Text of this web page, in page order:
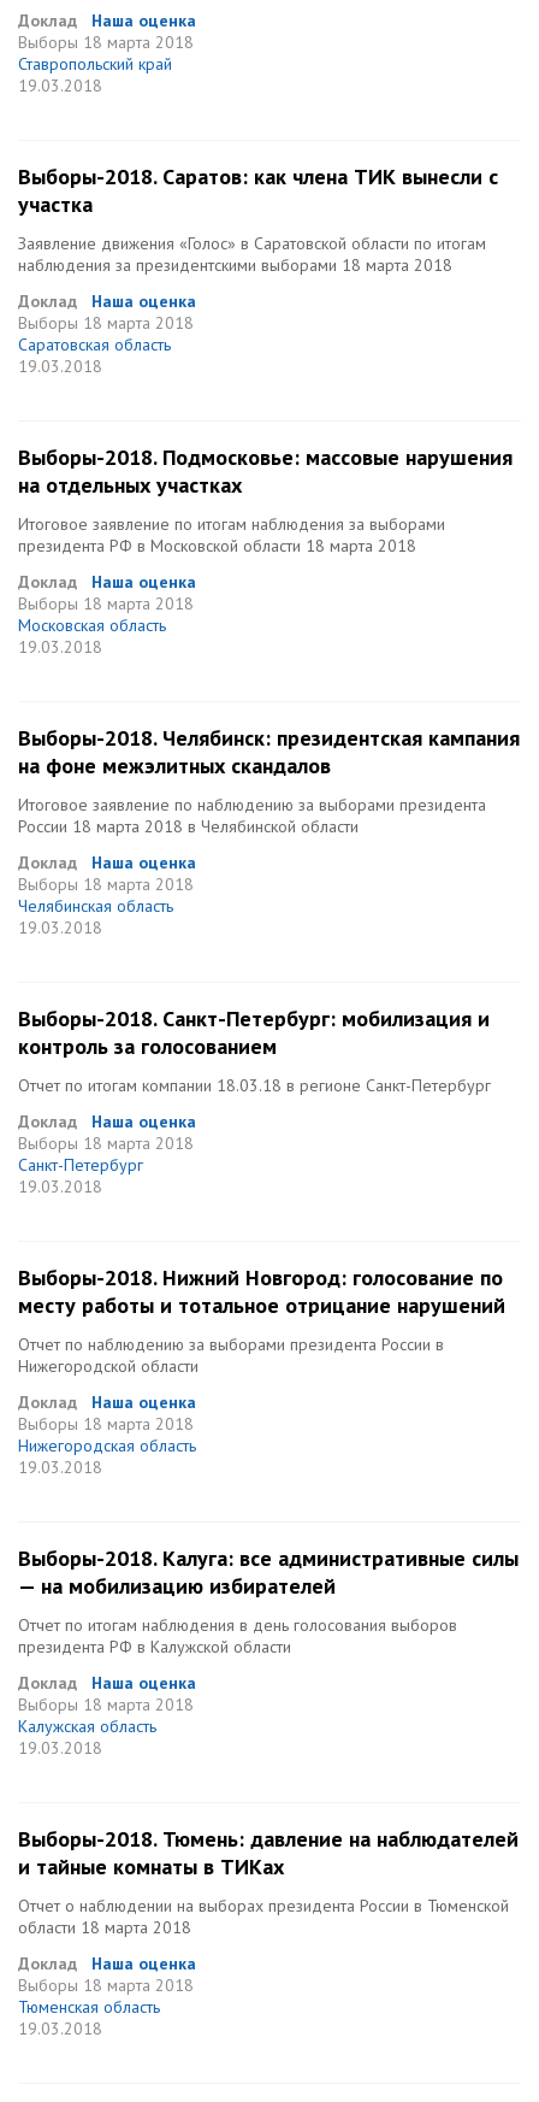
Доклад
Наша оценка
Выборы 18 марта 2018
Ставропольский край
19.03.2018
Выборы-2018. Саратов: как члена ТИК вынесли с
участка
Заявление движения «Голос» в Саратовской области по итогам
наблюдения за президентскими выборами 18 марта 2018
Доклад
Наша оценка
Выборы 18 марта 2018
Саратовская область
19.03.2018
Выборы-2018. Подмосковье: массовые нарушения
на отдельных участках
Итоговое заявление по итогам наблюдения за выборами
президента РФ в Московской области 18 марта 2018
Доклад
Наша оценка
Выборы 18 марта 2018
Московская область
19.03.2018
Выборы-2018. Челябинск: президентская кампания
на фоне межэлитных скандалов
Итоговое заявление по наблюдению за выборами президента
России 18 марта 2018 в Челябинской области
Доклад
Наша оценка
Выборы 18 марта 2018
Челябинская область
19.03.2018
Выборы-2018. Санкт-Петербург: мобилизация и
контроль за голосованием
Отчет по итогам компании 18.03.18 в регионе Санкт-Петербург
Доклад
Наша оценка
Выборы 18 марта 2018
Санкт-Петербург
19.03.2018
Выборы-2018. Нижний Новгород: голосование по
месту работы и тотальное отрицание нарушений
Отчет по наблюдению за выборами президента России в
Нижегородской области
Доклад
Наша оценка
Выборы 18 марта 2018
Нижегородская область
19.03.2018
Выборы-2018. Калуга: все административные силы
— на мобилизацию избирателей
Отчет по итогам наблюдения в день голосования выборов
президента РФ в Калужской области
Доклад
Наша оценка
Выборы 18 марта 2018
Калужская область
19.03.2018
Выборы-2018. Тюмень: давление на наблюдателей
и тайные комнаты в ТИКах
Отчет о наблюдении на выборах президента России в Тюменской
области 18 марта 2018
Доклад
Наша оценка
Выборы 18 марта 2018
Тюменская область
19.03.2018